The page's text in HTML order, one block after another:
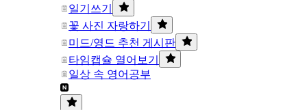
일기쓰기
꽃 사진 자랑하기
미드/영드 추천 게시판
타임캡슐 열어보기
일상 속 영어공부